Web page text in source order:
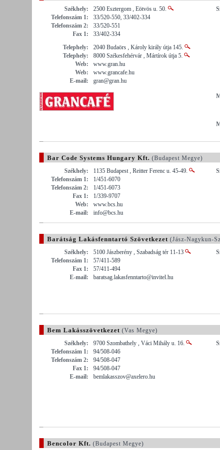
Székhely:
2500 Esztergom , Eötvös u. 50.
Telefonszám 1:
33/520-550, 33/402-334
Telefonszám 2:
33/520-551
Fax 1:
33/402-334
Telephely:
2040 Budaörs , Károly király útja 145.
Telephely:
8000 Székesfehérvár , Mártírok útja 5.
Web:
www.gran.hu
Web:
www.grancafe.hu
E-mail:
gran@gran.hu
Bar Code Systems Hungary Kft. (Budapest Megye)
Székhely:
1135 Budapest , Reitter Ferenc u. 45-49.
Telefonszám 1:
1/451-6070
Telefonszám 2:
1/451-6073
Fax 1:
1/339-9707
Web:
www.bcs.hu
E-mail:
info@bcs.hu
Barátság Lakásfenntartó Szövetkezet (Jász-Nagykun-
Székhely:
5100 Jászberény , Szabadság tér 11-13
Telefonszám 1:
57/411-589
Fax 1:
57/411-494
E-mail:
baratsag.lakasfenntarto@invitel.hu
Bem Lakásszövetkezet (Vas Megye)
Székhely:
9700 Szombathely , Váci Mihály u. 16.
Telefonszám 1:
94/508-046
Telefonszám 2:
94/508-047
Fax 1:
94/508-047
E-mail:
bemlakasszov@axelero.hu
Bencolor Kft. (Budapest Megye)